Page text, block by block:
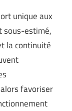
unique aux
sous-estimé,
la continuité
favoriser